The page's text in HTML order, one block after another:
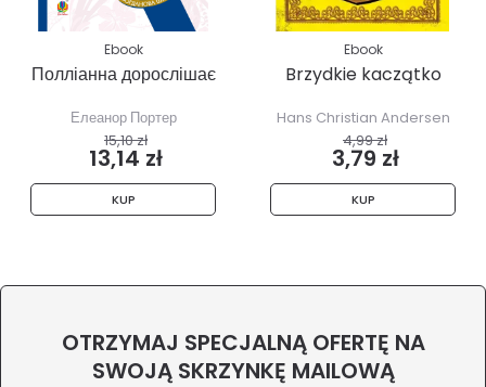
Ebook
Полліанна дорослішає
Елеанор Портер
15,10 zł
13,14 zł
KUP
Ebook
Brzydkie kaczątko
Hans Christian Andersen
4,99 zł
3,79 zł
KUP
OTRZYMAJ SPECJALNĄ OFERTĘ NA
SWOJĄ SKRZYNKĘ MAILOWĄ